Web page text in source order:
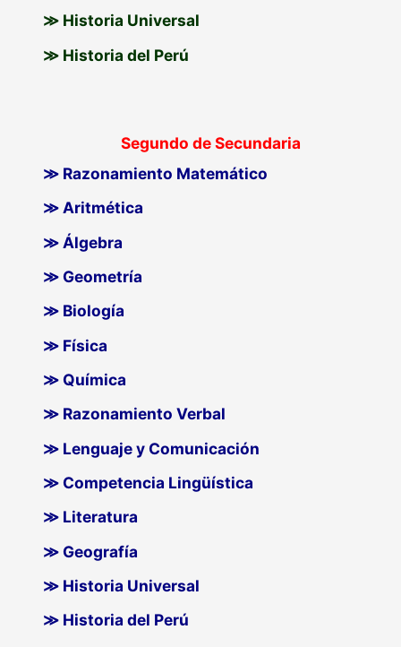
≫ Historia Universal
≫ Historia del Perú
Segundo de Secundaria
≫ Razonamiento Matemático
≫ Aritmética
≫ Álgebra
≫ Geometría
≫ Biología
≫ Física
≫ Química
≫ Razonamiento Verbal
≫ Lenguaje y Comunicación
≫ Competencia Lingüística
≫ Literatura
≫ Geografía
≫ Historia Universal
≫ Historia del Perú